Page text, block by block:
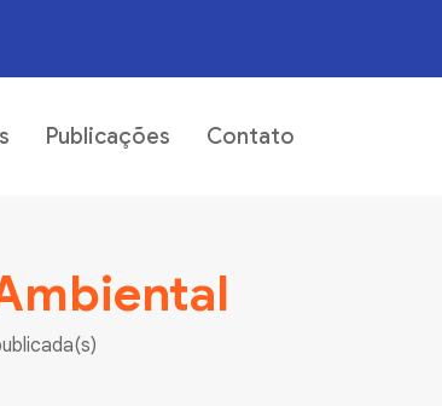
07 / Ago / 2026 - 16:25 -
Publicações Contato